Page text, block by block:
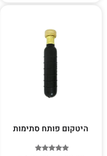
היטקום פותח סתימות